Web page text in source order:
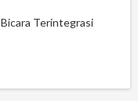
Terintegrasi